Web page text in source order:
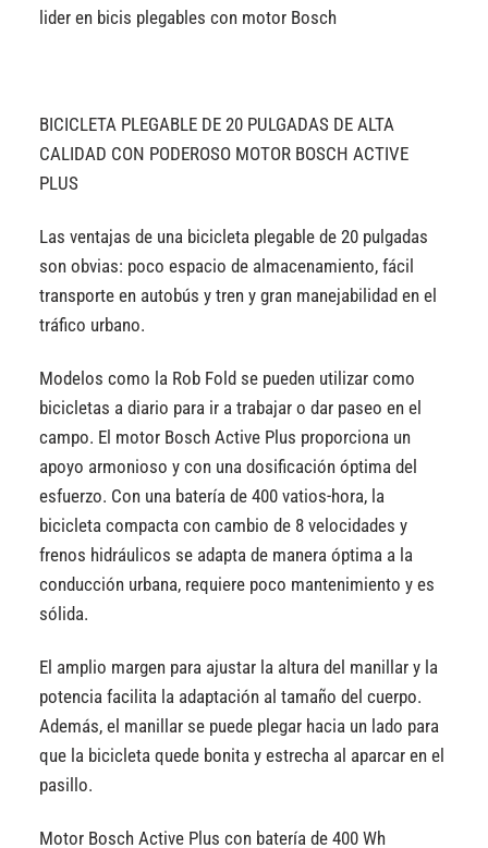
lider en bicis plegables con motor Bosch
BICICLETA PLEGABLE DE 20 PULGADAS DE ALTA
CALIDAD CON PODEROSO MOTOR BOSCH ACTIVE
PLUS
Las ventajas de una bicicleta plegable de 20 pulgadas
son obvias: poco espacio de almacenamiento, fácil
transporte en autobús y tren y gran manejabilidad en el
tráfico urbano.
Modelos como la Rob Fold se pueden utilizar como
bicicletas a diario para ir a trabajar o dar paseo en el
campo. El motor Bosch Active Plus proporciona un
apoyo armonioso y con una dosificación óptima del
esfuerzo. Con una batería de 400 vatios-hora, la
bicicleta compacta con cambio de 8 velocidades y
frenos hidráulicos se adapta de manera óptima a la
conducción urbana, requiere poco mantenimiento y es
sólida.
El amplio margen para ajustar la altura del manillar y la
potencia facilita la adaptación al tamaño del cuerpo.
Además, el manillar se puede plegar hacia un lado para
que la bicicleta quede bonita y estrecha al aparcar en el
pasillo.
Motor Bosch Active Plus con batería de 400 Wh